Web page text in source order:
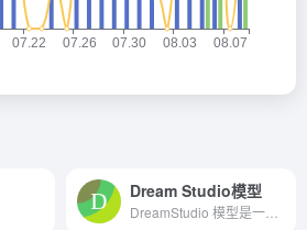
Dream Studio模型